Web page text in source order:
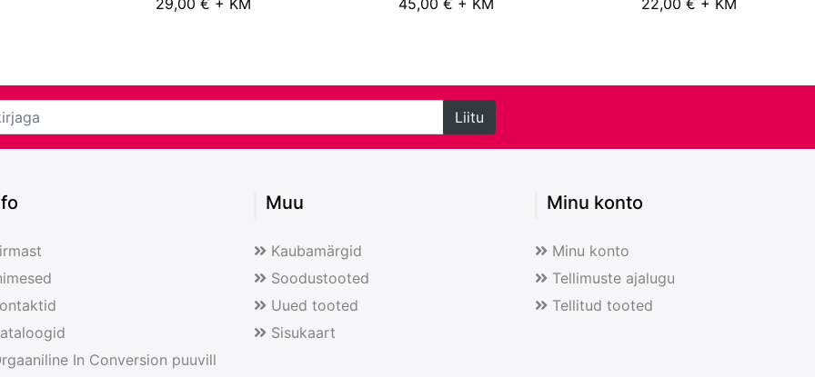
29,00 € + KM 45,00 € + KM 22,00 € + KM
Liitu
In Conversion puuvill
Muu
Kaubamärgid
Soodustooted
Uued tooted
Sisukaart
Minu konto
Minu konto
Tellimuste ajalugu
Tellitud tooted